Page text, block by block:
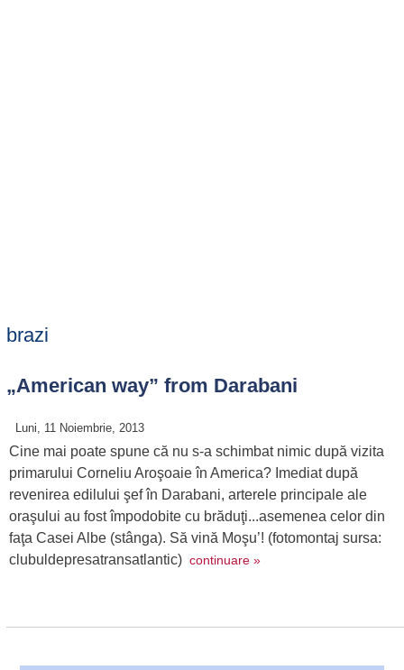
brazi
„American way” from Darabani
Luni, 11 Noiembrie, 2013
Cine mai poate spune că nu s-a schimbat nimic după vizita
primarului Corneliu Aroşoaie în America? Imediat după
revenirea edilului şef în Darabani, arterele principale ale
oraşului au fost împodobite cu brăduţi...asemenea celor din
faţa Casei Albe (stânga). Să vină Moşu’! (fotomontaj sursa:
clubuldepresatransatlantic) continuare »